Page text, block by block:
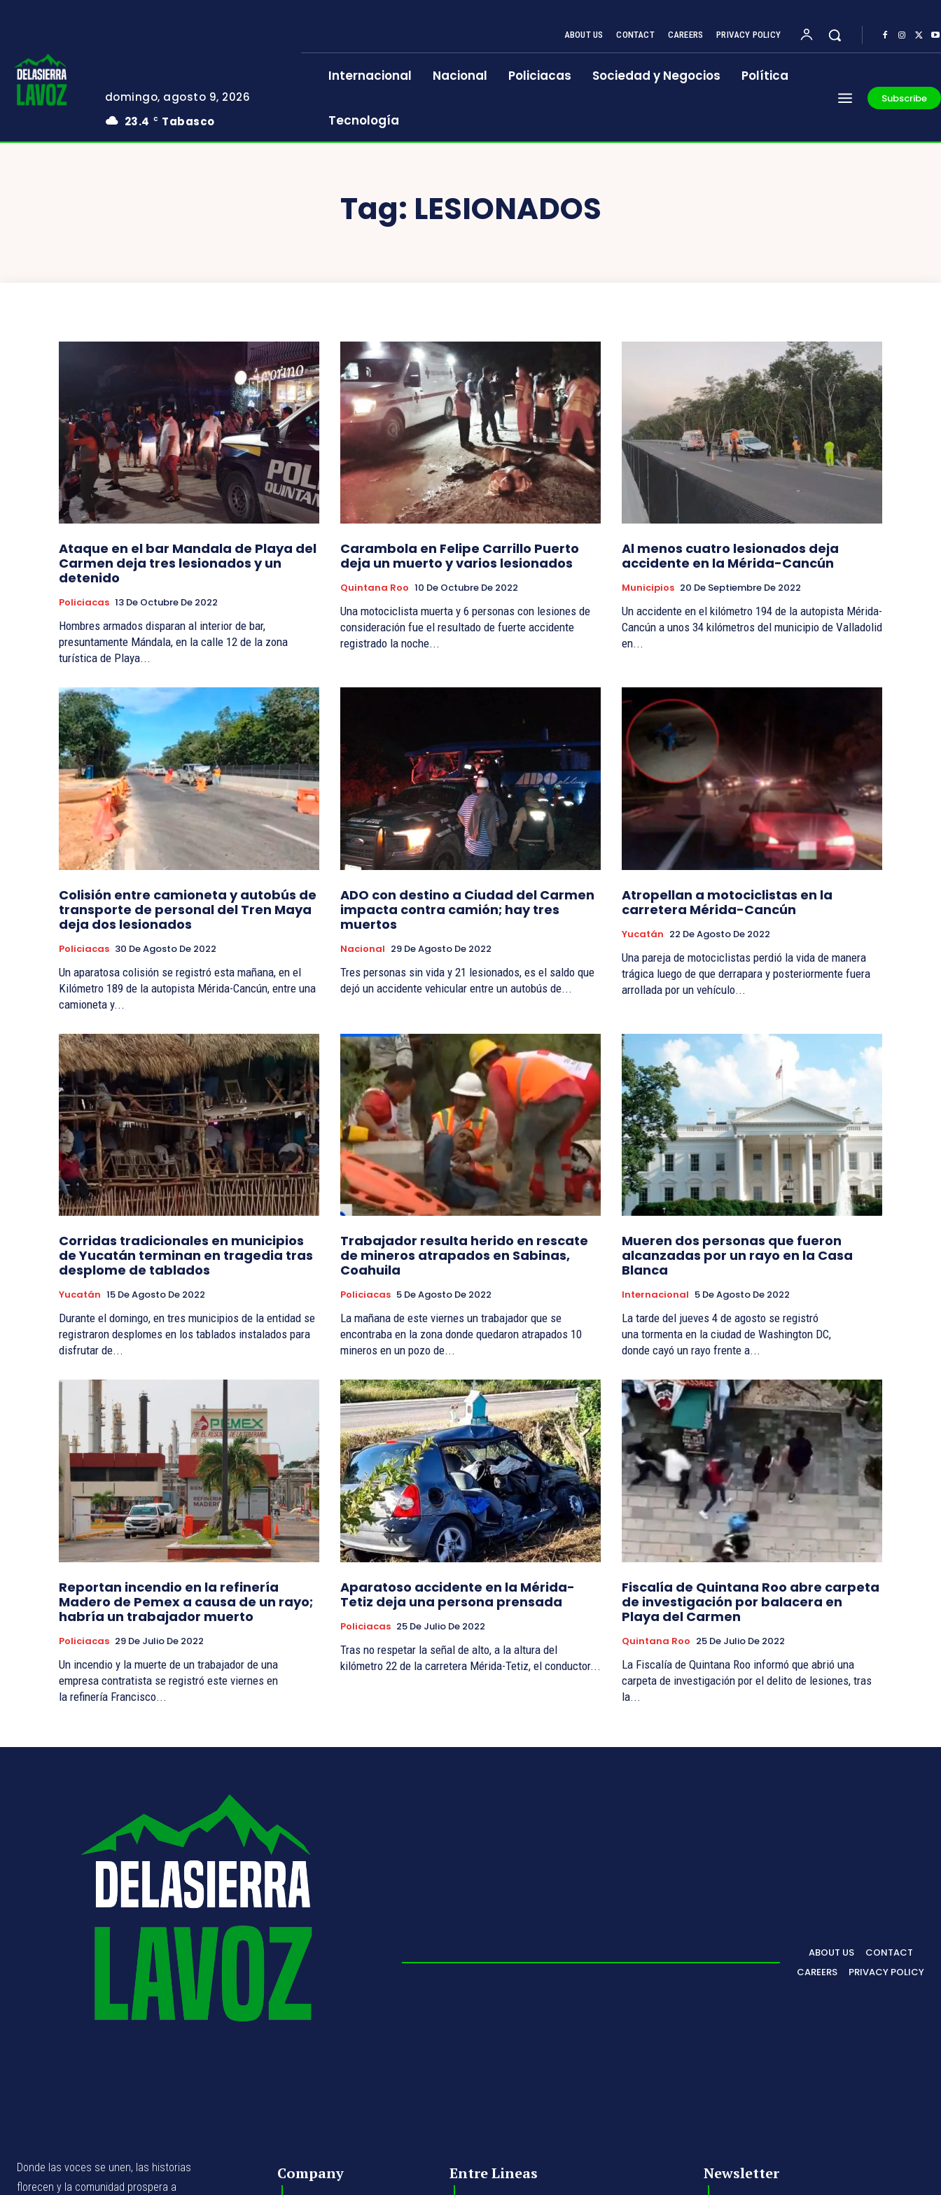
domingo, agosto 9, 2026
23.4
C Tabasco
ABOUT US CONTACT CAREERS PRIVACY POLICY
Internacional Nacional Policiacas Sociedad y Negocios Política
Tecnología
Subscribe
Tag: LESIONADOS
Ataque en el bar Mandala de Playa del
Carmen deja tres lesionados y un
detenido
Policiacas 13 De Octubre De 2022
Hombres armados disparan al interior de bar,
presuntamente Mándala, en la calle 12 de la zona
turística de Playa...
Carambola en Felipe Carrillo Puerto
deja un muerto y varios lesionados
Quintana Roo 10 De Octubre De 2022
Una motociclista muerta y 6 personas con lesiones de
consideración fue el resultado de fuerte accidente
registrado la noche...
Al menos cuatro lesionados deja
accidente en la Mérida-Cancún
Municipios 20 De Septiembre De 2022
Un accidente en el kilómetro 194 de la autopista Mérida-
Cancún a unos 34 kilómetros del municipio de Valladolid
en...
Colisión entre camioneta y autobús de
transporte de personal del Tren Maya
deja dos lesionados
Policiacas 30 De Agosto De 2022
Un aparatosa colisión se registró esta mañana, en el
Kilómetro 189 de la autopista Mérida-Cancún, entre una
camioneta y...
ADO con destino a Ciudad del Carmen
impacta contra camión; hay tres
muertos
Nacional 29 De Agosto De 2022
Tres personas sin vida y 21 lesionados, es el saldo que
dejó un accidente vehicular entre un autobús de...
Atropellan a motociclistas en la
carretera Mérida-Cancún
Yucatán 22 De Agosto De 2022
Una pareja de motociclistas perdió la vida de manera
trágica luego de que derrapara y posteriormente fuera
arrollada por un vehículo...
Corridas tradicionales en municipios
de Yucatán terminan en tragedia tras
desplome de tablados
Yucatán 15 De Agosto De 2022
Durante el domingo, en tres municipios de la entidad se
registraron desplomes en los tablados instalados para
disfrutar de...
Trabajador resulta herido en rescate
de mineros atrapados en Sabinas,
Coahuila
Policiacas 5 De Agosto De 2022
La mañana de este viernes un trabajador que se
encontraba en la zona donde quedaron atrapados 10
mineros en un pozo de...
Mueren dos personas que fueron
alcanzadas por un rayo en la Casa
Blanca
Internacional 5 De Agosto De 2022
La tarde del jueves 4 de agosto se registró
una tormenta en la ciudad de Washington DC,
donde cayó un rayo frente a...
Reportan incendio en la refinería
Madero de Pemex a causa de un rayo;
habría un trabajador muerto
Policiacas 29 De Julio De 2022
Un incendio y la muerte de un trabajador de una
empresa contratista se registró este viernes en
la refinería Francisco...
Aparatoso accidente en la Mérida-
Tetiz deja una persona prensada
Policiacas 25 De Julio De 2022
Tras no respetar la señal de alto, a la altura del
kilómetro 22 de la carretera Mérida-Tetiz, el conductor...
Fiscalía de Quintana Roo abre carpeta
de investigación por balacera en
Playa del Carmen
Quintana Roo 25 De Julio De 2022
La Fiscalía de Quintana Roo informó que abrió una
carpeta de investigación por el delito de lesiones, tras
la...
ABOUT US
CONTACT
CAREERS
PRIVACY POLICY
Donde las voces se unen, las historias
florecen y la comunidad prospera a
Company Entre Lineas Newsletter